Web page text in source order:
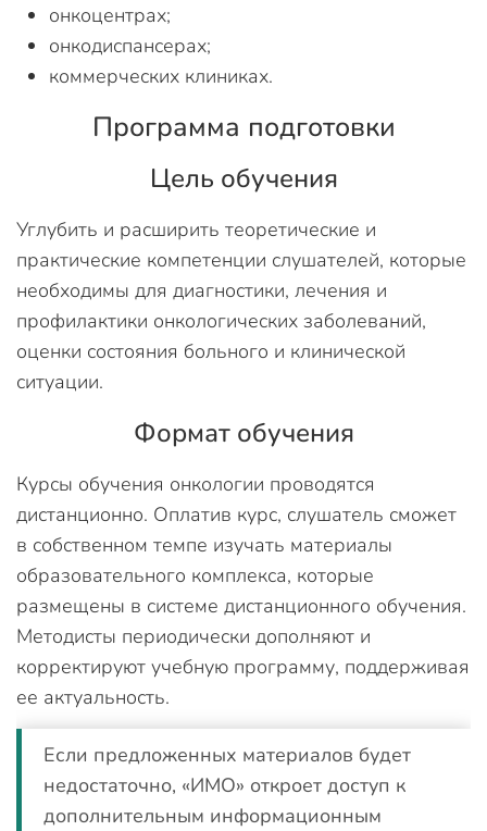
онкоцентрах;
онкодиспансерах;
коммерческих клиниках.
Программа подготовки
Цель обучения
Углубить и расширить теоретические и
практические компетенции слушателей, которые
необходимы для диагностики, лечения и
профилактики онкологических заболеваний,
оценки состояния больного и клинической
ситуации.
Формат обучения
Курсы обучения онкологии проводятся
дистанционно. Оплатив курс, слушатель сможет
в собственном темпе изучать материалы
образовательного комплекса, которые
размещены в системе дистанционного обучения.
Методисты периодически дополняют и
корректируют учебную программу, поддерживая
ее актуальность.
Если предложенных материалов будет
недостаточно, «ИМО» откроет доступ к
дополнительным информационным